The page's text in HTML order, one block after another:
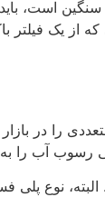
است،
از یک
را در
آب را به
نوع پلی